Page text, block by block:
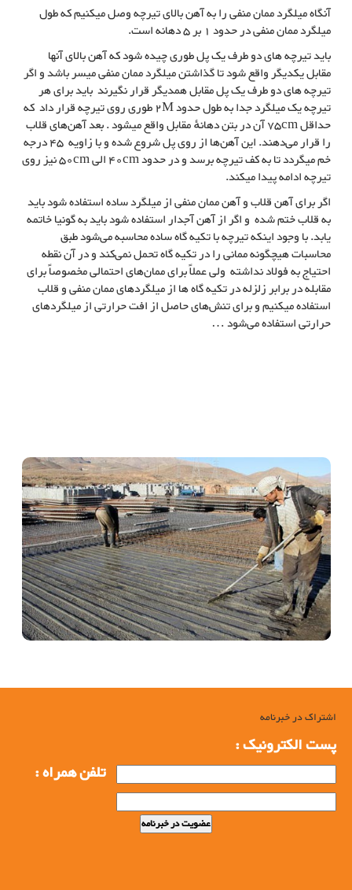
آنگاه میلگرد ممان منفی را به آهن بالای تیرچه وصل میکنیم که طول
میلگرد ممان منفی در حدود 1 بر 5 دهانه است.
باید تیرچه های دو طرف یک پل طوری چیده شود که آهن بالای آنها
مقابل یکدیگر واقع شود تا گذاشتن میلگرد ممان منفی میسر باشد و اگر
تیرچه های دو طرف یک پل مقابل همدیگر قرار نگیرند باید برای هر
تیرچه یک میلگرد جدا به طول حدود 2M طوری روی تیرچه قرار داد که
حداقل 75cm آن در بتن دهانهٔ مقابل واقع میشود . بعد آهن‌های قلاب
را قرار می‌دهند. این آهن‌ها از روی پل شروع شده و با زاویه 45 درجه
خم میگردد تا به کف تیرچه برسد و در حدود 40cm الی 50cm نیز روی
تیرچه ادامه پیدا میکند.
اگر برای آهن قلاب و آهن ممان منفی از میلگرد ساده استفاده شود باید
به قلاب ختم شده و اگر از آهن آجدار استفاده شود باید به گونیا خاتمه
یابد. با وجود اینکه تیرچه با تکیه گاه ساده محاسبه می‌شود طبق
محاسبات هیچگونه ممانی را در تکیه گاه تحمل نمی‌کند و در آن نقطه
احتیاج به فولاد نداشته ولی عملاً برای ممان‌های احتمالی مخصوصاً برای
مقابله در برابر زلزله در تکیه گاه‌ ها از میلگردهای ممان منفی و قلاب
استفاده میکنیم و برای تنش‌های حاصل از افت حرارتی از میلگردهای
حرارتی استفاده می‌شود …
اشتراک در خبرنامه
پست الکترونیک :
تلفن همراه :